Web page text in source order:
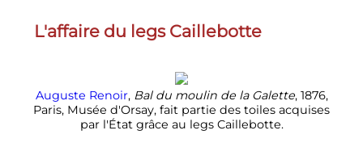
L'affaire du legs Caillebotte
Auguste Renoir, Bal du moulin de la Galette, 1876,
Paris, Musée d'Orsay, fait partie des toiles acquises
par l'État grâce au legs Caillebotte.